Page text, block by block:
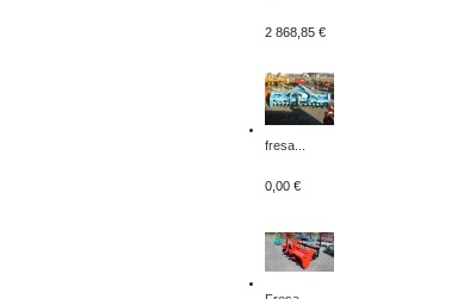
2 868,85 €
fresa...
0,00 €